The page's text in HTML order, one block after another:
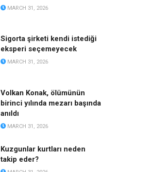
MARCH 31, 2026
Sigorta şirketi kendi istediği
eksperi seçemeyecek
MARCH 31, 2026
Volkan Konak, ölümünün
birinci yılında mezarı başında
anıldı
MARCH 31, 2026
Kuzgunlar kurtları neden
takip eder?